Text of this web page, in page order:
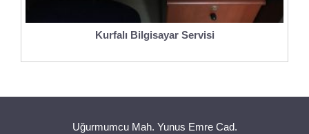
Kurfalı Bilgisayar Servisi
Uğurmumcu Mah. Yunus Emre Cad.